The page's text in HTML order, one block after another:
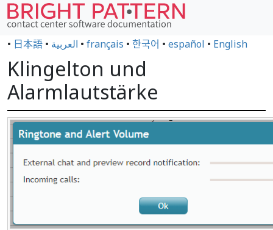
• 日本語 • العربية • français • 한국어 • español • English
Klingelton und
Alarmlautstärke